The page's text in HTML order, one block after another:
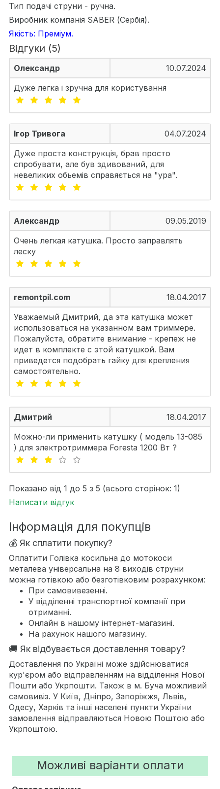
Тип подачі струни - ручна.
Виробник компанія SABER (Сербія).
Якість: Преміум.
Відгуки (5)
Олександр
10.07.2024
Дуже легка і зручна для користування
Ігор Тривога
04.07.2024
Дуже проста конструкція, брав просто
спробувати, але був здивований, для
невеликих обьемів справяється на "ура".
Александр
09.05.2019
Очень легкая катушка. Просто заправлять
леску
remontpil.com
18.04.2017
Уважаемый Дмитрий, да эта катушка может
использоваться на указанном вам триммере.
Пожалуйста, обратите внимание - крепеж не
идет в комплекте с этой катушкой. Вам
приведется подобрать гайку для крепления
самостоятельно.
Дмитрий
18.04.2017
Можно-ли применить катушку ( модель 13-085
) для электротриммера Foresta 1200 Вт ?
Показано від 1 до 5 з 5 (всього сторінок: 1)
Написати відгук
Інформація для покупців
💰 Як сплатити покупку?
Оплатити Голівка косильна до мотокоси
металева універсальна на 8 виходів струни
можна готівкою або безготівковим розрахунком:
При самовивезенні.
У відділенні транспортної компанії при
отриманні.
Онлайн в нашому інтернет-магазині.
На рахунок нашого магазину.
🚚 Як відбувається доставлення товару?
Доставлення по Україні може здійснюватися
кур'єром або відправленням на відділення Нової
Пошти або Укрпошти. Також в м. Буча можливий
самовивіз. У Київ, Дніпро, Запоріжжя, Львів,
Одесу, Харків та інші населені пункти України
замовлення відправляються Новою Поштою або
Укрпоштою.
Можливі варіанти оплати